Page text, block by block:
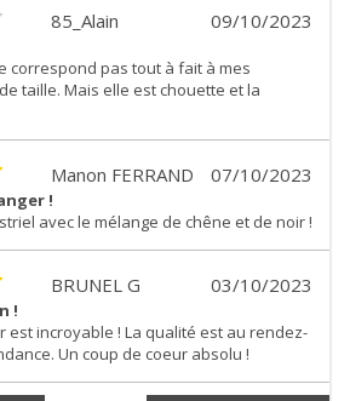
09/10/2023
85_Alain
correspond pas tout à fait à mes
taille. Mais elle est chouette et la
07/10/2023
Manon FERRAND
!
avec le mélange de chêne et de noir !
03/10/2023
BRUNEL G
!
est incroyable ! La qualité est au rendez-
Un coup de coeur absolu !